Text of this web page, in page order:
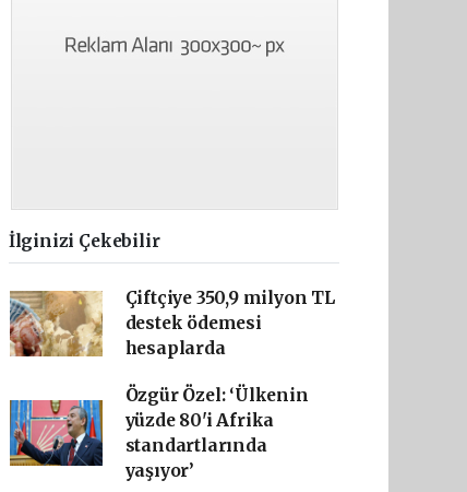
İlginizi Çekebilir
Çiftçiye 350,9 milyon TL
destek ödemesi
hesaplarda
Özgür Özel: ‘Ülkenin
yüzde 80'i Afrika
standartlarında
yaşıyor’